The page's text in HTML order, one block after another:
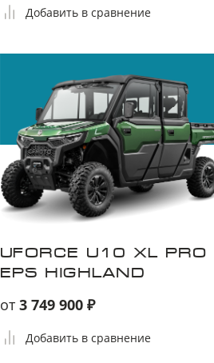
Добавить в сравнение
UFORCE U10 XL PRO
EPS HIGHLAND
от3 749 900 ₽
Добавить в сравнение